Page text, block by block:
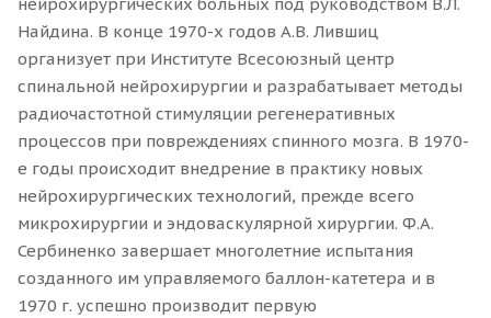
Найдина. В конце 1970-х годов А.В. Лившиц
организует при Институте Всесоюзный центр
спинальной нейрохирургии и разрабатывает методы
радиочастотной стимуляции регенеративных
процессов при повреждениях спинного мозга. В 1970-
е годы происходит внедрение в практику новых
нейрохирургических технологий, прежде всего
микрохирургии и эндоваскулярной хирургии. Ф.А.
Сербиненко завершает многолетние испытания
созданного им управляемого баллон-катетера и в
1970 г. успешно производит первую